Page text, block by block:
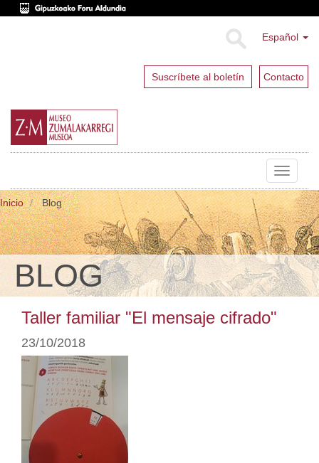
Español
Suscríbete al boletín Contacto
Toggle
Inicio Blog
BLOG
Taller familiar "El mensaje cifrado"
23/10/2018